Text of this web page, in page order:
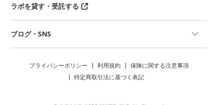
ラボを貸す・受託する
ブログ・SNS
プライバシーポリシー 利用規約
保険に関する注意事項
特定商取引法に基づく表記